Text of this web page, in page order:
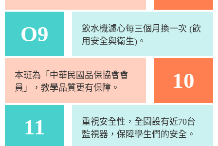
O9
飲水機濾心每三個月換一次 (飲
用安全與衛生)。
本班為「中華民國品保協會會
員」，教學品質更有保障。
10
11
重視安全性，全園設有近70台
監視器，保障學生們的安全。